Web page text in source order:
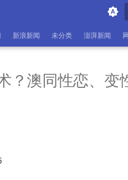
新浪新闻 未分类 澎湃新闻
？澳同性恋、变